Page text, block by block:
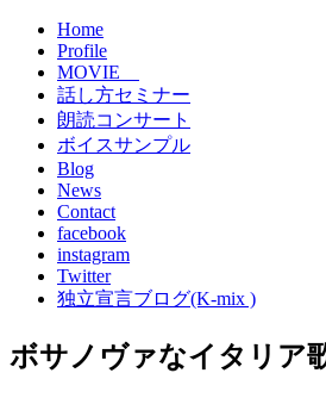
Home
Profile
MOVIE
話し方セミナー
朗読コンサート
ボイスサンプル
Blog
News
Contact
facebook
instagram
Twitter
独立宣言ブログ(K-mix )
ボサノヴァなイタリア